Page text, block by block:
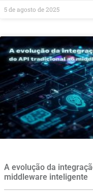
5 de agosto de 2025
A evolução da
middleware inteligente